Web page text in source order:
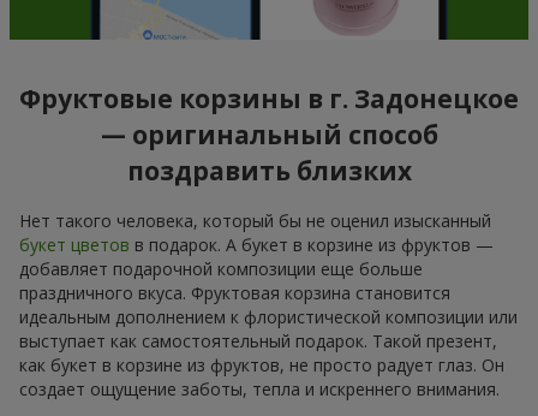
Фруктовые корзины в г. Задонецкое
— оригинальный способ
поздравить близких
Нет такого человека, который бы не оценил изысканный
букет цветов в подарок. А букет в корзине из фруктов —
добавляет подарочной композиции еще больше
праздничного вкуса. Фруктовая корзина становится
идеальным дополнением к флористической композиции или
выступает как самостоятельный подарок. Такой презент,
как букет в корзине из фруктов, не просто радует глаз. Он
создает ощущение заботы, тепла и искреннего внимания.